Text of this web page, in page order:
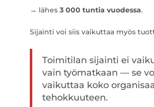
→ lähes 3 000 tuntia vuodessa.
Sijainti voi siis vaikuttaa myös
Toimitilan sijainti ei
vain työmatkaan — se
vaikuttaa koko
tehokkuuteen.